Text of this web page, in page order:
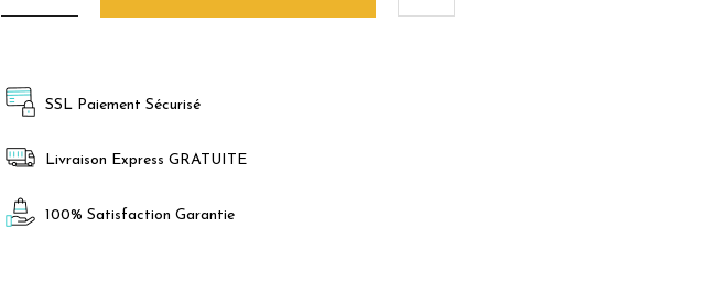
SSL Paiement Sécurisé
Livraison Express GRATUITE
100% Satisfaction Garantie